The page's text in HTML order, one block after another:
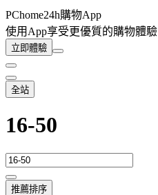
PChome24h購物App
使用App享受更優質的購物體驗
立即體驗
全站
16-50
推薦排序